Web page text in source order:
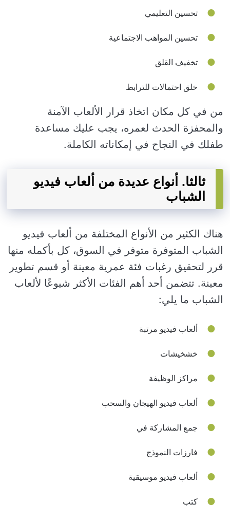
تحسين التعليمي
تحسين المواهب الاجتماعية
تخفيف القلق
خلق احتمالات للترابط
من في كل مكان اتخاذ قرار الألعاب الآمنة
والمحفزة الحدث لعمره، يجب عليك مساعدة
طفلك في النجاح في إمكاناته الكاملة.
ثالثا. أنواع عديدة من ألعاب فيديو
الشباب
هناك الكثير من الأنواع المختلفة من ألعاب فيديو
الشباب المتوفرة متوفر في السوق، كل بأكمله منها
قرر لتحقيق رغبات فئة عمرية معينة أو قسم تطوير
معينة. تتضمن أحد أهم الفئات الأكثر شيوعًا لألعاب
الشباب ما يلي:
ألعاب فيديو مرتبة
خشخيشات
مراكز الوظيفة
ألعاب فيديو الهيجان والسحب
جمع المشاركة في
فارزات النموذج
ألعاب فيديو موسيقية
كتب